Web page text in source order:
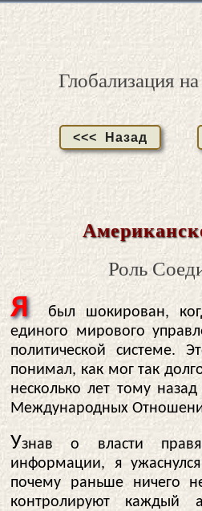
Глобализация
<<< Назад
Роль
Я
был шокирован,
единого мирового
политической
понимал, как мог так
несколько лет тому
Международных
Узнав о власти
информации, я
почему раньше ничего
контролируют каждый